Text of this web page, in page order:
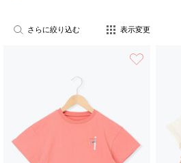
さらに絞り込む 表示変更